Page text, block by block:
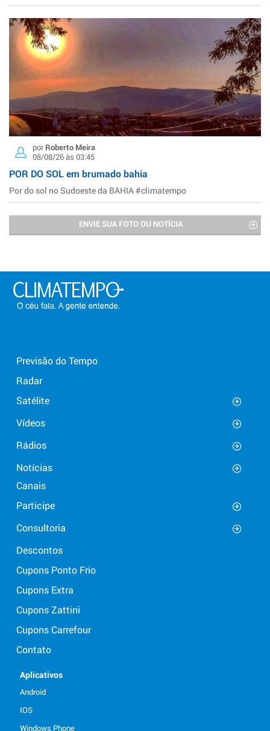
porRoberto Meira
08/08/26 às 03:45
POR DO SOL em brumado bahia
Por do sol no Sudoeste da BAHIA #climatempo
ENVIE SUA FOTO OU NOTÍCIA
Previsão do Tempo
Radar
Satélite
Vídeos
Rádios
Notícias
Canais
Participe
Consultoria
Descontos
Cupons Ponto Frio
Cupons Extra
Cupons Zattini
Cupons Carrefour
Contato
Aplicativos
Android
IOS
Windows Phone